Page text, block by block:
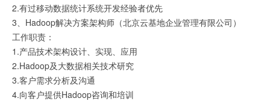
2.有过移动数据统计系统开发经验者优先
3、Hadoop解决方案架构师（北京云基地企业管理有限公司）
工作职责：
1.产品技术架构设计、实现、应用
2.Hadoop及大数据相关技术研究
3.客户需求分析及沟通
4.向客户提供Hadoop咨询和培训